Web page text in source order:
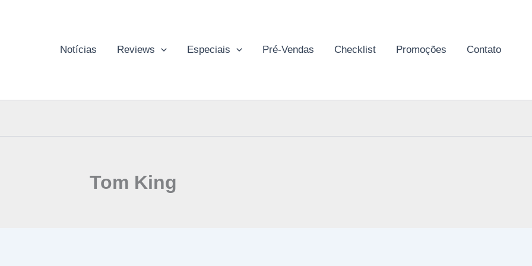
Notícias Reviews Especiais Pré-Vendas Checklist Promoções Contato
Tom King